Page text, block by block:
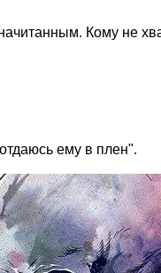
Кому не
ему в плен".